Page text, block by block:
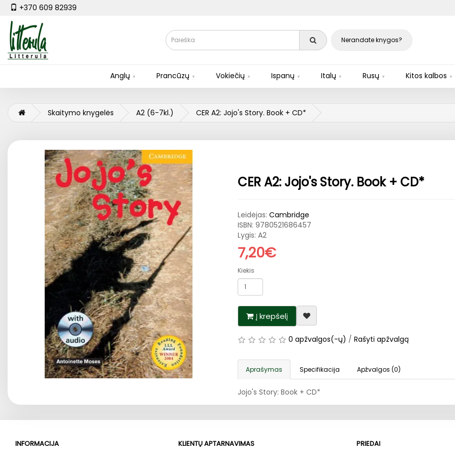
+370 609 82939
Nerandate knygos?
Anglų Prancūzų Vokiečių Ispanų Italų Rusų Kitos kalbos
Skaitymo knygelės A2 (6-7kl.) CER A2: Jojo's Story. Book + CD*
CER A2: Jojo's Story. Book + CD*
Leidėjas: Cambridge
ISBN: 9780521686457
Lygis: A2
7,20€
Kiekis
Į krepšelį
0 apžvalgos(-ų) / Rašyti apžvalgą
Aprašymas Specifikacija Apžvalgos (0)
Jojo's Story: Book + CD*
INFORMACIJA KLIENTŲ APTARNAVIMAS PRIEDAI